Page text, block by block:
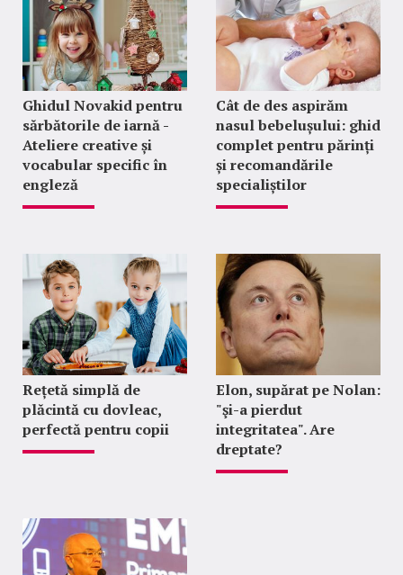
Ghidul Novakid pentru
sărbătorile de iarnă -
Ateliere creative și
vocabular specific în
engleză
Cât de des aspirăm
nasul bebelușului: ghid
complet pentru părinți
și recomandările
specialiștilor
Rețetă simplă de
plăcintă cu dovleac,
perfectă pentru copii
Elon, supărat pe Nolan:
"şi-a pierdut
integritatea". Are
dreptate?